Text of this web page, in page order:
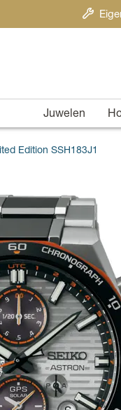
Juwelen
Edition SSH183J1